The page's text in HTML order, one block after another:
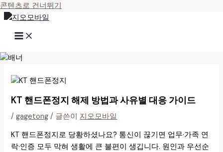
콘텐츠로 건너뛰기
KT 핸드폰정지 해제 방법과 사유별 대응 가이드
/gagetong / 글쓴이 지오모바일
KT 핸드폰정지로 당황하셨나요? 통신이 끊기면 업무·가족 연
락·인증 모두 막혀 생활에 큰 불편이 생깁니다. 원인과 우선순